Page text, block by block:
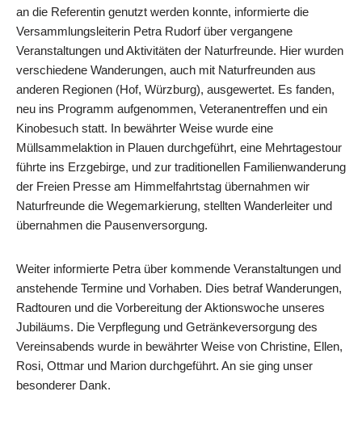
an die Referentin genutzt werden konnte, informierte die
Versammlungsleiterin Petra Rudorf über vergangene
Veranstaltungen und Aktivitäten der Naturfreunde. Hier wurden
verschiedene Wanderungen, auch mit Naturfreunden aus
anderen Regionen (Hof, Würzburg), ausgewertet. Es fanden,
neu ins Programm aufgenommen, Veteranentreffen und ein
Kinobesuch statt. In bewährter Weise wurde eine
Müllsammelaktion in Plauen durchgeführt, eine Mehrtagestour
führte ins Erzgebirge, und zur traditionellen Familienwanderung
der Freien Presse am Himmelfahrtstag übernahmen wir
Naturfreunde die Wegemarkierung, stellten Wanderleiter und
übernahmen die Pausenversorgung.
Weiter informierte Petra über kommende Veranstaltungen und
anstehende Termine und Vorhaben. Dies betraf Wanderungen,
Radtouren und die Vorbereitung der Aktionswoche unseres
Jubiläums. Die Verpflegung und Getränkeversorgung des
Vereinsabends wurde in bewährter Weise von Christine, Ellen,
Rosi, Ottmar und Marion durchgeführt. An sie ging unser
besonderer Dank.